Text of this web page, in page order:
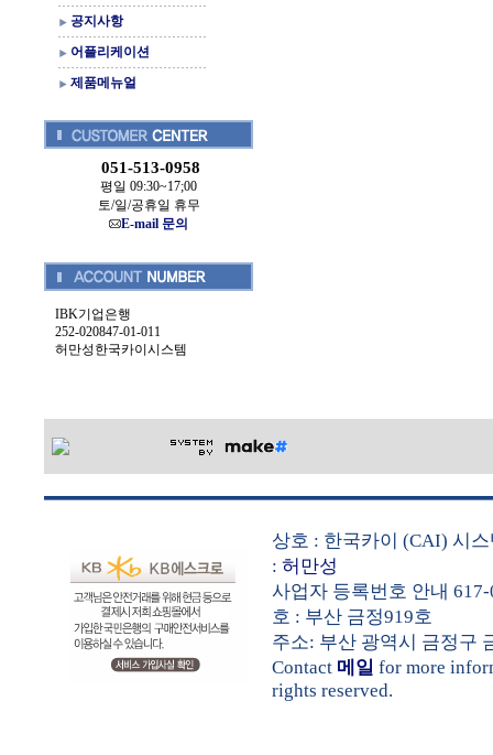
공지사항
어플리케이션
제품메뉴얼
051-513-0958
평일 09:30~17;00
토/일/공휴일 휴무
E-mail 문의
IBK기업은행
252-020847-01-011
허만성한국카이시스템
상호 : 한국카이 (CAI) 시
: 허만성
사업자 등록번호 안내
호 : 부산 금정919호
주소: 부산 광역시 금정구
Contact 메일 for more
rights reserved.